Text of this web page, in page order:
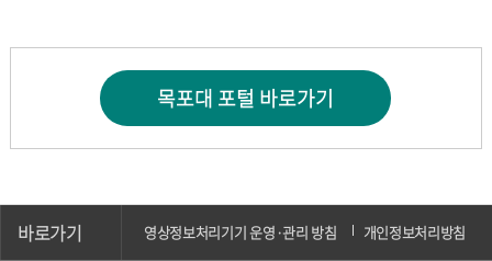
바로가기 영상정보처리기기 운영·관리 방침 개인정보처리방침